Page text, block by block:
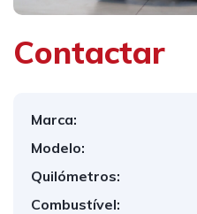
Contactar
Marca:
Modelo:
Quilómetros:
Combustível: